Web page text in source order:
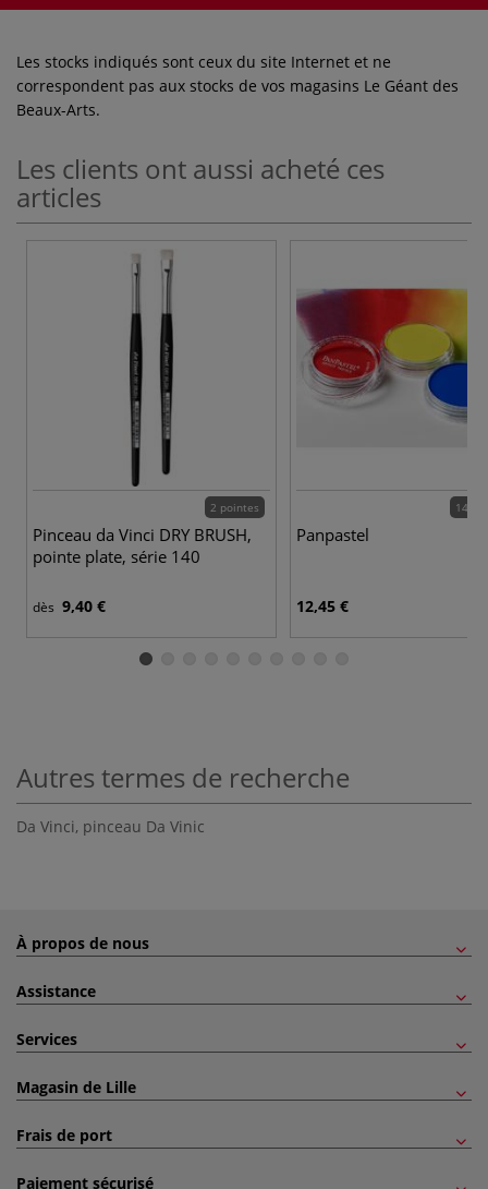
Les stocks indiqués sont ceux du site Internet et ne
correspondent pas aux stocks de vos magasins Le Géant des
Beaux-Arts.
Les clients ont aussi acheté ces
articles
2 pointes
Pinceau da Vinci DRY BRUSH,
pointe plate, série 140
dès 9,40 €
142
Panpastel
12,45 €
Autres termes de recherche
Da Vinci, pinceau Da Vinic
À propos de nous
Assistance
Services
Magasin de Lille
Frais de port
Paiement sécurisé